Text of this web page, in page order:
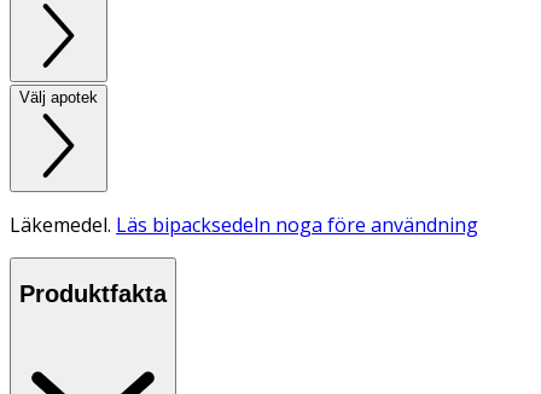
Välj apotek
Läkemedel. Läs bipacksedeln noga före användning
Produktfakta